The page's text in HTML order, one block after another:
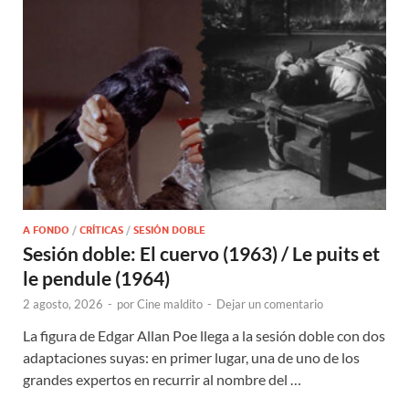
A FONDO / CRÍTICAS / SESIÓN DOBLE
Sesión doble: El cuervo (1963) / Le puits et
le pendule (1964)
2 agosto, 2026 - porCine maldito - Dejar un comentario
La figura de Edgar Allan Poe llega a la sesión doble con dos
adaptaciones suyas: en primer lugar, una de uno de los
grandes expertos en recurrir al nombre del …